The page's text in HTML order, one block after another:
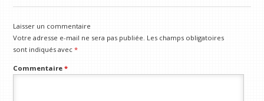
Laisser un commentaire
Votre adresse e-mail ne sera pas publiée. Les champs obligatoires
sont indiqués avec*
Commentaire*